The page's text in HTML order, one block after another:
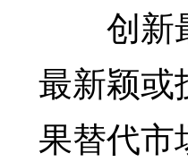
创新最
最新颖或
果替代市